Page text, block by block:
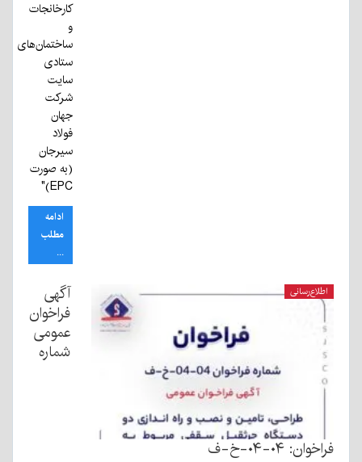
کارخانجات
و
ساختمان‌های
ستادی
سایت
شرکت
جهان
فولاد
سیرجان
(به صورت
EPC)"
ادامه
مطلب
...
اطلاع‌رسانی
آگهی
فراخوان
عمومی
شماره
فراخوان: ۰۴-۰۴-خ-ف